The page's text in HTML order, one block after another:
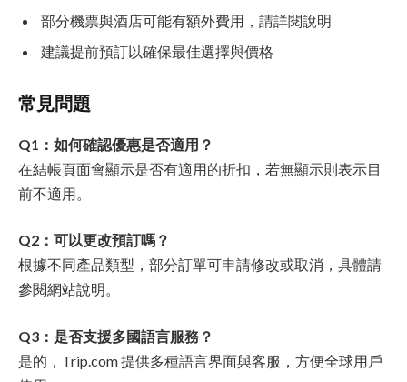
部分機票與酒店可能有額外費用，請詳閱說明
建議提前預訂以確保最佳選擇與價格
常見問題
Q1：如何確認優惠是否適用？
在結帳頁面會顯示是否有適用的折扣，若無顯示則表示目
前不適用。
Q2：可以更改預訂嗎？
根據不同產品類型，部分訂單可申請修改或取消，具體請
參閱網站說明。
Q3：是否支援多國語言服務？
是的，Trip.com 提供多種語言界面與客服，方便全球用戶